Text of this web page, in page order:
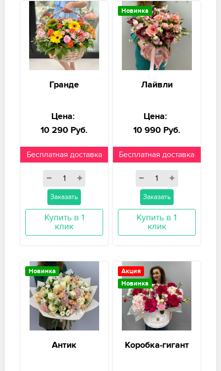
Гранде
Цена:
10 290 Руб.
Бесплатная доставка
Заказать
Купить в 1
клик
Новинка
Лайвли
Цена:
10 990 Руб.
Бесплатная доставка
Заказать
Купить в 1
клик
Новинка
Антик
Акция
Новинка
Коробка-гигант